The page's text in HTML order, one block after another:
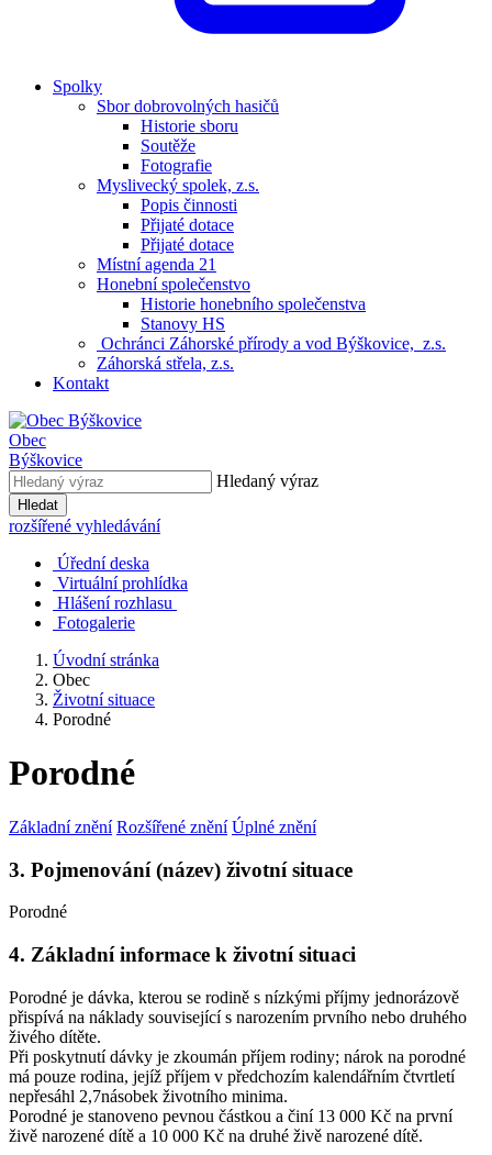
Spolky
Sbor dobrovolných hasičů
Historie sboru
Soutěže
Fotografie
Myslivecký spolek, z.s.
Popis činnosti
Přijaté dotace
Přijaté dotace
Místní agenda 21
Honební společenstvo
Historie honebního společenstva
Stanovy HS
Ochránci Záhorské přírody a vod Býškovice, z.s.
Záhorská střela, z.s.
Kontakt
Obec
Býškovice
Hledaný výraz
Hledat
rozšířené vyhledávání
Úřední deska
Virtuální prohlídka
Hlášení rozhlasu
Fotogalerie
Úvodní stránka
Obec
Životní situace
Porodné
Porodné
Základní znění Rozšířené znění Úplné znění
3. Pojmenování (název) životní situace
Porodné
4. Základní informace k životní situaci
Porodné je dávka, kterou se rodině s nízkými příjmy jednorázově
přispívá na náklady související s narozením prvního nebo druhého
živého dítěte.
Při poskytnutí dávky je zkoumán příjem rodiny; nárok na porodné
má pouze rodina, jejíž příjem v předchozím kalendářním čtvrtletí
nepřesáhl 2,7násobek životního minima.
Porodné je stanoveno pevnou částkou a činí 13 000 Kč na první
živě narozené dítě a 10 000 Kč na druhé živě narozené dítě.